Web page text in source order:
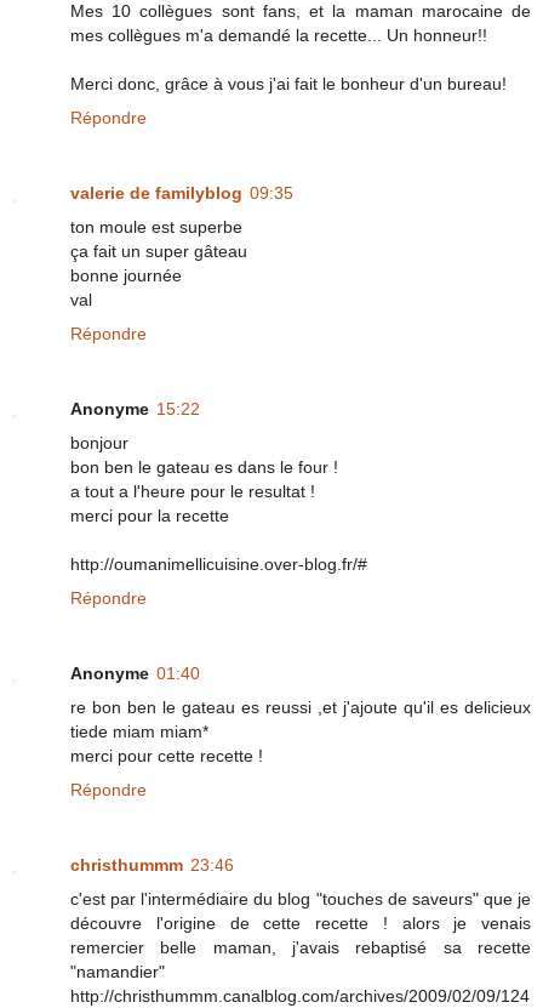
Mes 10 collègues sont fans, et la maman marocaine de
mes collègues m'a demandé la recette... Un honneur!!
Merci donc, grâce à vous j'ai fait le bonheur d'un bureau!
Répondre
valerie de familyblog 09:35
ton moule est superbe
ça fait un super gâteau
bonne journée
val
Répondre
Anonyme 15:22
bonjour
bon ben le gateau es dans le four !
a tout a l'heure pour le resultat !
merci pour la recette
http://oumanimellicuisine.over-blog.fr/#
Répondre
Anonyme 01:40
re bon ben le gateau es reussi ,et j'ajoute qu'il es delicieux
tiede miam miam*
merci pour cette recette !
Répondre
christhummm 23:46
c'est par l'intermédiaire du blog "touches de saveurs" que je
découvre l'origine de cette recette ! alors je venais
remercier belle maman, j'avais rebaptisé sa recette
"namandier"
http://christhummm.canalblog.com/archives/2009/02/09/124